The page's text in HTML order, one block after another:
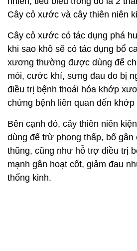
Cây cỏ xước và cây thiên niên
Cây cỏ xước có tác dụng phá
khi sao khô sẽ có tác dụng bổ
xương thường được dùng để
mỏi, cước khí, sưng đau do bị
điều trị bệnh thoái hóa khớp
chứng bệnh liên quan đến
Bên cạnh đó, cây thiên niên
dùng để trừ phong thấp, bổ gân
thũng, cũng như hỗ trợ điều trị
mạnh gân hoạt cốt, giảm đau
thống kinh.